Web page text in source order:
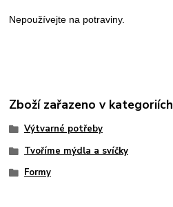
Nepoužívejte na potraviny.
Zboží zařazeno v kategoriích
Výtvarné potřeby
Tvoříme mýdla a svíčky
Formy